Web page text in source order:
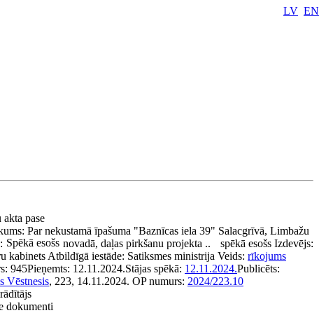
LV EN
akta pase
Par nekustamā īpašuma "Baznīcas iela 39" Salacgrīvā, Limbažu
novadā, daļas pirkšanu projekta ..
Spēkā esošs spēkā esošs Izdevējs:
kabinets Atbildīgā iestāde: Satiksmes ministrija Veids: rīkojums
945Pieņemts: 12.11.2024.Stājas spēkā: 12.11.2024.Publicēts:
Vēstnesis, 223, 14.11.2024. OP numurs: 2024/223.10
dokumenti